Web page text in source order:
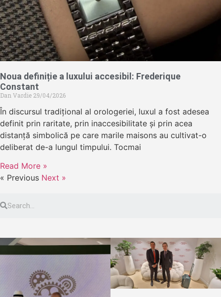
Noua definiție a luxului accesibil: Frederique
Constant
Dan Vardie 29/04/2026
În discursul tradițional al orologeriei, luxul a fost adesea
definit prin raritate, prin inaccesibilitate și prin acea
distanță simbolică pe care marile maisons au cultivat-o
deliberat de-a lungul timpului. Tocmai
Read More »
« Previous Next »